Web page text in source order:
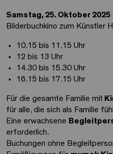
Samstag, 25. Oktober 2025
Bilderbuchkino zum Künstler
10.15 bis 11.15 Uhr
12 bis 13 Uhr
14.30 bis 15.30 Uhr
16.15 bis 17.15 Uhr
Für die gesamte Familie mit
für alle, die sich als Familie
Eine erwachsene
erforderlich.
Buchungen ohne